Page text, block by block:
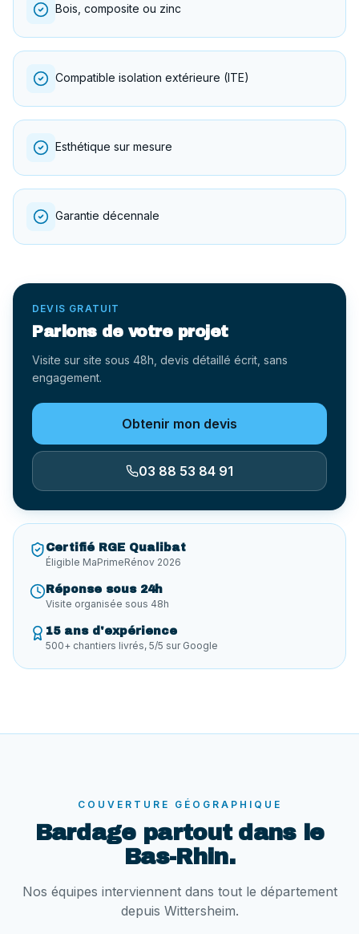
Bois, composite ou zinc
Compatible isolation extérieure (ITE)
Esthétique sur mesure
Garantie décennale
DEVIS GRATUIT
Parlons de votre projet
Visite sur site sous 48h, devis détaillé écrit, sans
engagement.
Obtenir mon devis
03 88 53 84 91
Certifié RGE Qualibat
Éligible MaPrimeRénov 2026
Réponse sous 24h
Visite organisée sous 48h
15 ans d'expérience
500+ chantiers livrés, 5/5 sur Google
COUVERTURE GÉOGRAPHIQUE
Bardagepartout dans le
Bas-Rhin.
Nos équipes interviennent dans tout le département
depuis Wittersheim.